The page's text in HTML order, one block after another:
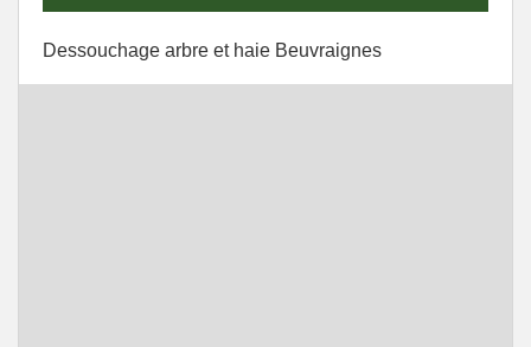
Dessouchage arbre et haie Beuvraignes